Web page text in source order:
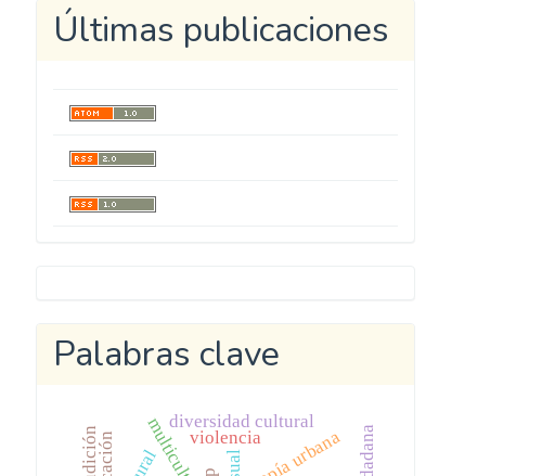
Últimas publicaciones
Palabras clave
diversidad cultural
violencia
audición